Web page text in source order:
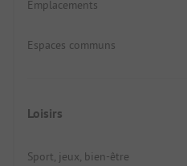
Emplacements
Espaces communs
Loisirs
Sport, jeux, bien-être